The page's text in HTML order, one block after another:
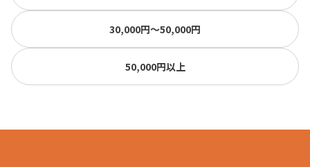
30,000円〜50,000円
50,000円以上